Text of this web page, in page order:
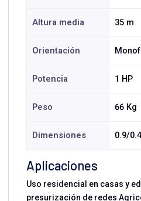
Altura media 35 m
Orientación
Potencia 1 HP
Peso 66 Kg
Dimensiones 0.9/
Aplicaciones
Uso residencial en casas y
presurización de redes